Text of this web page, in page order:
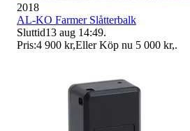
2018
AL-KO Farmer Slåtterbalk
Sluttid13 aug 14:49.
Pris:4 900 kr,Eller Köp nu 5 000 kr,.